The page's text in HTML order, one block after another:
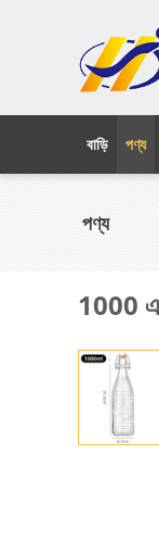
বাড়ি পণ্য
পণ্য
1000